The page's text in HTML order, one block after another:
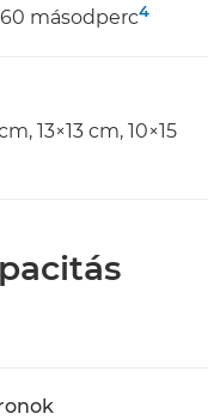
60 másodperc4
13×13 cm, 10×15